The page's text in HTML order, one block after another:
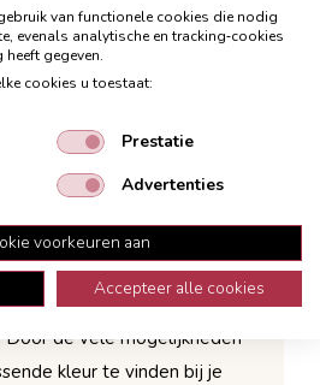
decoratieve figuren
met een vintage
oosterse decoratieve
en 200x290cm.
in 3 prachtige kleuren; earth,
Door de vele mogelijkheden
kleur te vinden bij je
van functionele cookies die nodig
evenals analytische en tracking‑cookies
gegeven.
cookies u toestaat:
Prestatie
Advertenties
voorkeuren aan
Accepteer alle cookies